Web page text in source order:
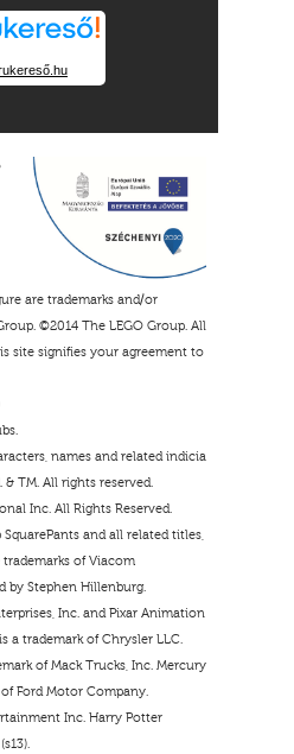
are trademarks and/or
©2014 The LEGO Group. All
site signifies your agreement to
names and related indicia
TM. All rights reserved.
Inc. All Rights Reserved.
and all related titles,
of Viacom
by Stephen Hillenburg.
Inc. and Pixar Animation
a trademark of Chrysler LLC.
of Mack Trucks, Inc. Mercury
Ford Motor Company.
Inc. Harry Potter